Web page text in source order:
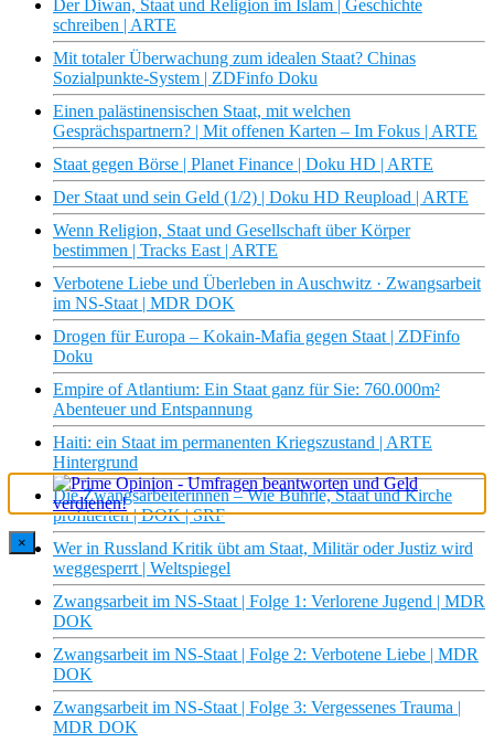
Der Diwan, Staat und Religion im Islam | Geschichte
schreiben | ARTE
Mit totaler Überwachung zum idealen Staat? Chinas
Sozialpunkte-System | ZDFinfo Doku
Einen palästinensischen Staat, mit welchen
Gesprächspartnern? | Mit offenen Karten – Im Fokus | ARTE
Staat gegen Börse | Planet Finance | Doku HD | ARTE
Der Staat und sein Geld (1/2) | Doku HD Reupload | ARTE
Wenn Religion, Staat und Gesellschaft über Körper
bestimmen | Tracks East | ARTE
Verbotene Liebe und Überleben in Auschwitz · Zwangsarbeit
im NS-Staat | MDR DOK
Drogen für Europa – Kokain-Mafia gegen Staat | ZDFinfo
Doku
Empire of Atlantium: Ein Staat ganz für Sie: 760.000m²
Abenteuer und Entspannung
Haiti: ein Staat im permanenten Kriegszustand | ARTE
Hintergrund
Die Zwangsarbeiterinnen – Wie Bührle, Staat und Kirche
profitierten | DOK | SRF
Wer in Russland Kritik übt am Staat, Militär oder Justiz wird
weggesperrt | Weltspiegel
Zwangsarbeit im NS-Staat | Folge 1: Verlorene Jugend | MDR
DOK
Zwangsarbeit im NS-Staat | Folge 2: Verbotene Liebe | MDR
DOK
Zwangsarbeit im NS-Staat | Folge 3: Vergessenes Trauma |
MDR DOK
×